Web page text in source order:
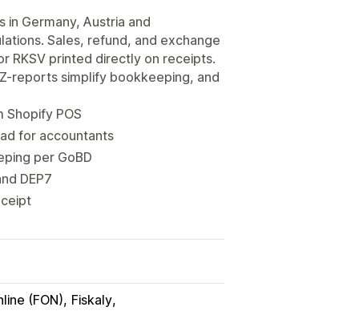
in Germany, Austria and
Sales, refund, and exchange
RKSV printed directly on receipts.
reports simplify bookkeeping, and
Shopify POS
for accountants
per GoBD
DEP7
(FON) Fiskaly